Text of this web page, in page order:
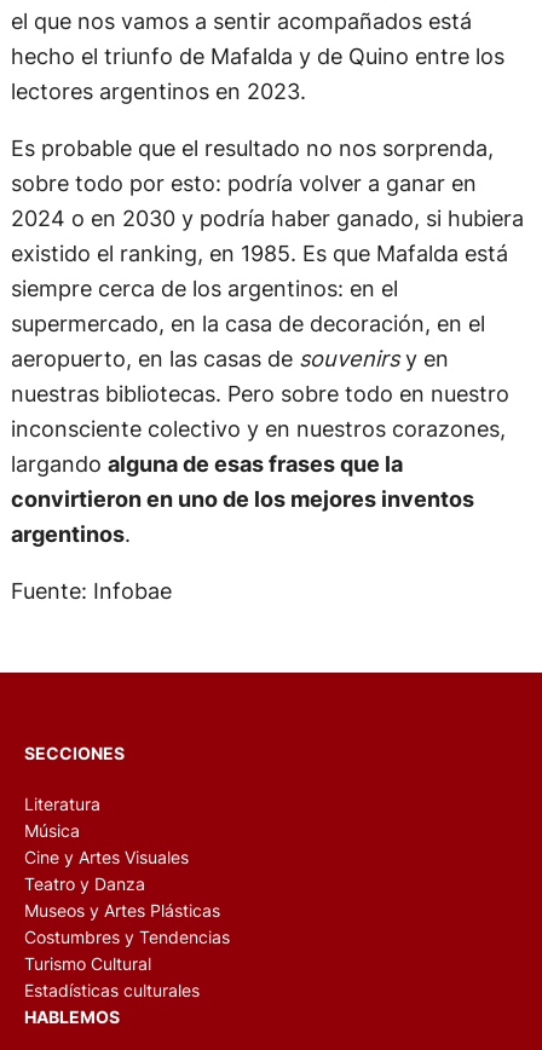
el que nos vamos a sentir acompañados está
hecho el triunfo de Mafalda y de Quino entre los
lectores argentinos en 2023.
Es probable que el resultado no nos sorprenda,
sobre todo por esto: podría volver a ganar en
2024 o en 2030 y podría haber ganado, si hubiera
existido el ranking, en 1985. Es que Mafalda está
siempre cerca de los argentinos: en el
supermercado, en la casa de decoración, en el
aeropuerto, en las casas desouvenirsy en
nuestras bibliotecas. Pero sobre todo en nuestro
inconsciente colectivo y en nuestros corazones,
largando alguna de esas frases que la
convirtieron en uno de los mejores inventos
argentinos.
Fuente: Infobae
SECCIONES
Literatura
Música
Cine y Artes Visuales
Teatro y Danza
Museos y Artes Plásticas
Costumbres y Tendencias
Turismo Cultural
Estadísticas culturales
HABLEMOS